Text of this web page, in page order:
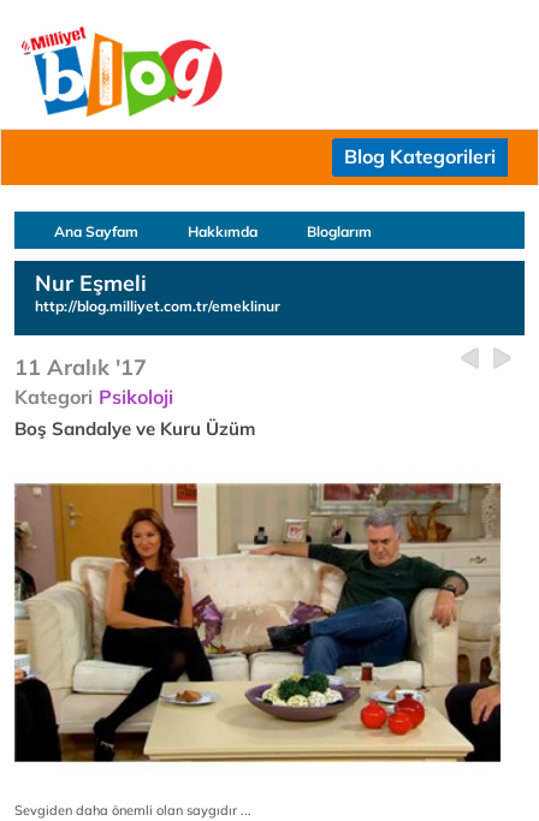
Blog Kategorileri
Ana Sayfam Hakkımda Bloglarım
Nur Eşmeli
http://blog.milliyet.com.tr/emeklinur
11 Aralık '17
Kategori Psikoloji
Boş Sandalye ve Kuru Üzüm
Sevgiden daha önemli olan saygıdır ...